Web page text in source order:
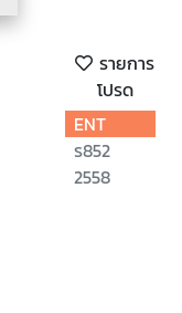
รายการ
โปรด
ENT
ร852
2558